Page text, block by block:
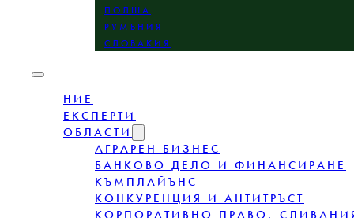
ПОЛША
РУМЪНИЯ
СЛОВАКИЯ
НИЕ
ЕКСПЕРТИ
ОБЛАСТИ
АГРАРЕН БИЗНЕС
БАНКОВО ДЕЛО И ФИНАНСИРАНЕ
КЪМПЛАЙЪНС
КОНКУРЕНЦИЯ И АНТИТРЪСТ
КОРПОРАТИВНО ПРАВО,